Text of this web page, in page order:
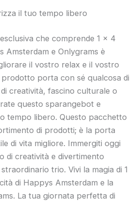
il tuo tempo libero
che comprende 1 x 4
Amsterdam e Onlygrams è
il vostro relax e il vostro
porta con sé qualcosa di
creatività, fascino culturale o
questo sparangebot e
tempo libero. Questo pacchetto
di prodotti; è la porta
di vita migliore. Immergiti oggi
di creatività e divertimento
trio. Vivi la magia di 1
di Happys Amsterdam e la
La tua giornata perfetta di